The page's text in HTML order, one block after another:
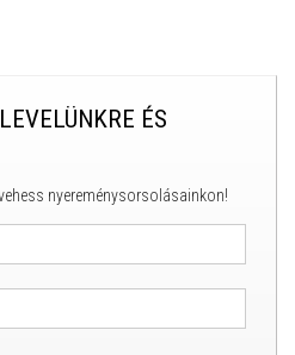
ÉS
nyereménysorsolásainkon!